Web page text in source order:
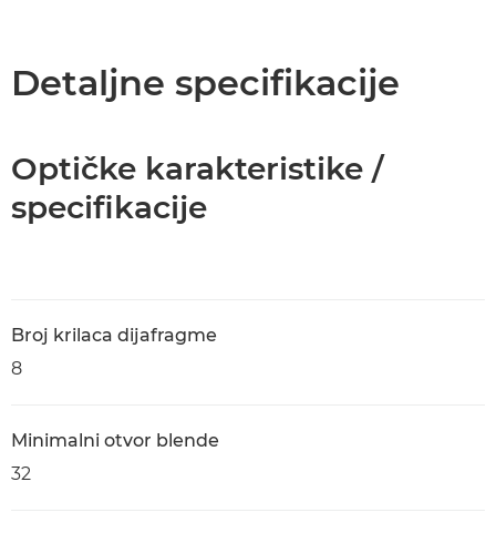
Detaljne specifikacije
Optičke karakteristike /
specifikacije
Broj krilaca dijafragme
8
Minimalni otvor blende
32